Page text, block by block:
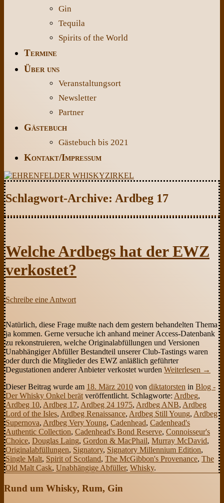
Gin
Tequila
Spirits of the World
Termine
Über uns
Veranstaltungsort
Newsletter
Partner
Gästebuch
Gästebuch bis 2021
Kontakt/Impressum
Schlagwort-Archive: Ardbeg 17
Welche Ardbegs hat der EWZ
verkostet?
Schreibe eine Antwort
Natürlich, diese Frage mußte nach dem gestern behandelten Thema
ja kommen. Gerne versuche ich anhand meiner Access-Datenbank
zu rekonstruieren, welche Originalabfüllungen und Versionen
Unabhängiger Abfüller Bestandteil unserer Club-Tastings waren
oder durch die Mitglieder des EWZ anläßlich geführter
Degustationen anderer Anbieter verkostet wurden Weiterlesen →
Dieser Beitrag wurde am 18. März 2010 von diktatorsten in Blog -
Der Whisky Onkel berät veröffentlicht. Schlagworte: Ardbeg,
Ardbeg 10, Ardbeg 17, Ardbeg 24 1975, Ardbeg ANB, Ardbeg
Lord of the Isles, Ardbeg Renaissance, Ardbeg Still Young, Ardbeg
Supernova, Ardbeg Very Young, Cadenhead, Cadenhead's
Authentic Collection, Cadenhead's Bond Reserve, Connoisseur's
Choice, Douglas Laing, Gordon & MacPhail, Murray McDavid,
Originalabfüllungen, Signatory, Signatory Millennium Edition,
Single Malt, Spirit of Scotland, The McGibbon's Provenance, The
Old Malt Cask, Unabhängige Abfüller, Whisky.
Rund um Whisky, Rum, Gin